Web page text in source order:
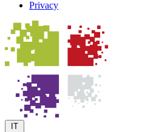
Privacy
IT